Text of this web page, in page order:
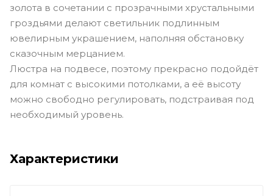
золота в сочетании с прозрачными хрустальными
гроздьями делают светильник подлинным
ювелирным украшением, наполняя обстановку
сказочным мерцанием.
Люстра на подвесе, поэтому прекрасно подойдёт
для комнат с высокими потолками, а её высоту
можно свободно регулировать, подстраивая под
необходимый уровень.
Характеристики